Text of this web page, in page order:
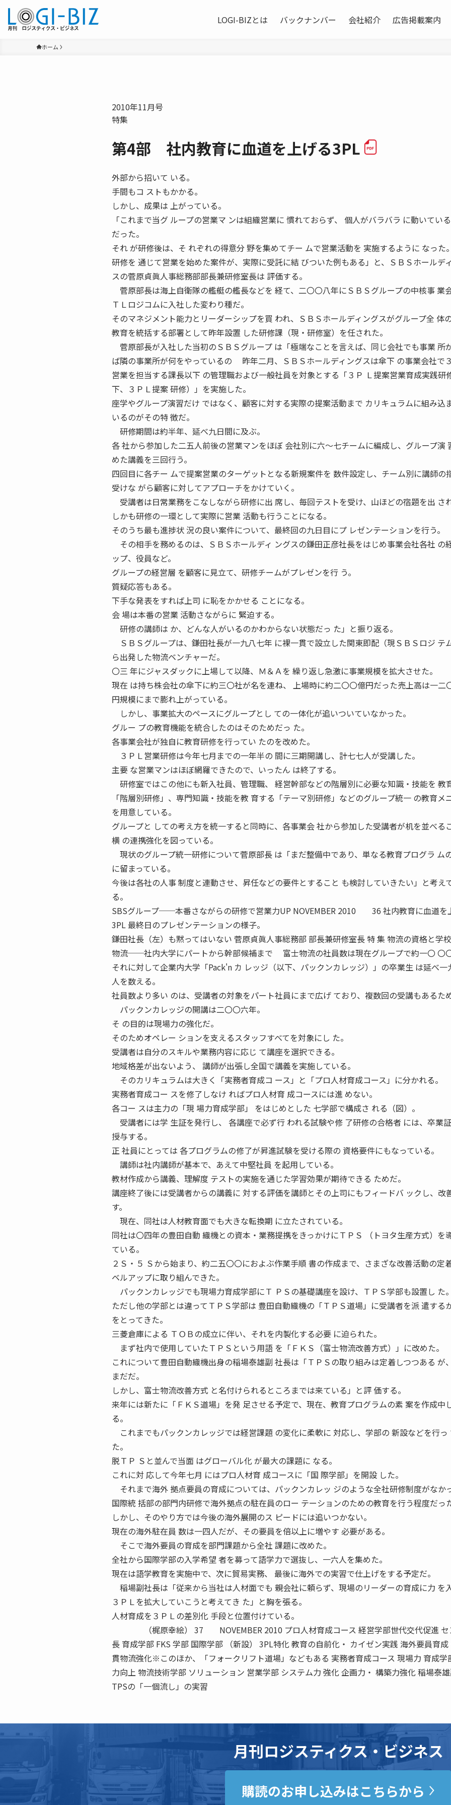
LOGI-BIZとは バックナンバー 会社紹介 広告掲載案内
ホーム
2010年11月号
特集
第4部 社内教育に血道を上げる3PL
外部から招いて いる。
手間もコ ストもかかる。
しかし、成果は 上がっている。
「これまで当グ ループの営業マ ンは組織営業に 慣れておらず、 個人がバラバラ に動いてい
だった。
それ が研修後は、そ れぞれの得意分 野を集めてチー ムで営業活動を 実施するように なった。
研修を 通じて営業を始めた案件が、実際に受託に結 びついた例もある」と、ＳＢＳホールデ
スの菅原貞眞人事総務部部長兼研修室長は 評価する。
菅原部長は海上自衛隊の艦艇の艦長などを 経て、二〇〇八年にＳＢＳグループの中核事 業会
ＴＬロジコムに入社した変わり種だ。
そのマネジメント能力とリーダーシップを買 われ、ＳＢＳホールディングスがグループ全 体
教育を統括する部署として昨年設置 した研修課（現・研修室）を任された。
菅原部長が入社した当初のＳＢＳグループ は「極端なことを言えば、同じ会社でも事業 所
ば隣の事業所が何をやっているの 昨年二月、ＳＢＳホールディングスは傘下 の事業会社で
営業を担当する課長以下 の管理職および一般社員を対象とする「３Ｐ Ｌ提案営業育成実践研
下、３ＰＬ提案 研修）」を実施した。
座学やグループ演習だけ ではなく、顧客に対する実際の提案活動まで カリキュラムに組み込
いるのがその特 徴だ。
研修期間は約半年、延べ九日間に及ぶ。
各 社から参加した二五人前後の営業マンをほぼ 会社別に六〜七チームに編成し、グループ演
めた講義を三回行う。
四回目に各チー ムで提案営業のターゲットとなる新規案件を 数件設定し、チーム別に講師の
受けな がら顧客に対してアプローチをかけていく。
受講者は日常業務をこなしながら研修に出 席し、毎回テストを受け、山ほどの宿題を出 され
しかも研修の一環として実際に営業 活動も行うことになる。
そのうち最も進捗状 況の良い案件について、最終回の九日目にプ レゼンテーションを行う。
その相手を務めるのは、ＳＢＳホールディ ングスの鎌田正彦社長をはじめ事業会社各社 の
ップ、役員など。
グループの経営層 を顧客に見立て、研修チームがプレゼンを行 う。
質疑応答もある。
下手な発表をすれば上司 に恥をかかせる ことになる。
会 場は本番の営業 活動さながらに 緊迫する。
研修の講師は か、どんな人がいるのかわからない状態だっ た」と振り返る。
ＳＢＳグループは、鎌田社長が一九八七年 に裸一貫で設立した関東即配（現ＳＢＳロジ テ
ら出発した物流ベンチャーだ。
〇三 年にジャスダックに上場して以降、Ｍ＆Ａを 繰り返し急激に事業規模を拡大させた。
現在 は持ち株会社の傘下に約三〇社が名を連ね、 上場時に約二〇〇億円だった売上高は一二
円規模にまで膨れ上がっている。
しかし、事業拡大のペースにグループとし ての一体化が追いついていなかった。
グルー プの教育機能を統合したのはそのためだっ た。
各事業会社が独自に教育研修を行ってい たのを改めた。
３ＰＬ営業研修は今年七月までの一年半の 間に三期開講し、計七七人が受講した。
主要 な営業マンはほぼ網羅できたので、いったん は終了する。
研修室ではこの他にも新入社員、管理職、 経営幹部などの階層別に必要な知識・技能を 教
「階層別研修」、専門知識・技能を教 育する「テーマ別研修」などのグループ統一 の教育メ
を用意している。
グループと しての考え方を統一すると同時に、各事業会 社から参加した受講者が机を並べる
横 の連携強化を図っている。
現状のグループ統一研修について菅原部長 は「まだ整備中であり、単なる教育プログラ ム
に留まっている。
今後は各社の人事 制度と連動させ、昇任などの要件とすること も検討していきたい」と考え
る。
SBSグループ──本番さながらの研修で営業力UP NOVEMBER 2010 36 社内教育に血道を
3PL 最終日のプレゼンテーションの様子。
鎌田社長（左）も黙ってはいない 菅原貞眞人事総務部 部長兼研修室長 特 集 物流の資格と学
物流──社内大学にパートから幹部候補まで 富士物流の社員数は現在グループで約一〇 〇〇
それに対して企業内大学「Pack'n カ レッジ（以下、パックンカレッジ）」の卒業生 は延べ一
人を数える。
社員数より多い のは、受講者の対象をパート社員にまで広げ ており、複数回の受講もあるた
パックンカレッジの開講は二〇〇六年。
そ の目的は現場力の強化だ。
そのためオペレー ションを支えるスタッフすべてを対象にし た。
受講者は自分のスキルや業務内容に応じ て講座を選択できる。
地域格差が出ないよう、 講師が出張し全国で講義を実施している。
そのカリキュラムは大きく「実務者育成コ ース」と「プロ人材育成コース」に分かれる。
実務者育成コー スを修了しなけ ればプロ人材育 成コースには進 めない。
各コー スは主力の「現 場力育成学部」 をはじめとした 七学部で構成さ れる（図）。
受講者には学 生証を発行し、 各講座で必ず行 われる試験や修 了研修の合格者 には、卒業
授与する。
正 社員にとっては 各プログラムの修了が昇進試験を受ける際の 資格要件にもなっている。
講師は社内講師が基本で、あえて中堅社員 を起用している。
教材作成から講義、理解度 テストの実施を通じた学習効果が期待できる ためだ。
講座終了後には受講者からの講義に 対する評価を講師とその上司にもフィードバ ックし、改
す。
現在、同社は人材教育面でも大きな転換期 に立たされている。
同社は〇四年の豊田自動 織機との資本・業務提携をきっかけにＴＰＳ （トヨタ生産方式）を
ている。
２Ｓ・５ Ｓから始まり、約二五〇〇におよぶ作業手順 書の作成まで、さまざな改善活動の定
ベルアップに取り組んできた。
パックンカレッジでも現場力育成学部にＴ ＰＳの基礎講座を設け、ＴＰＳ学部も設置し た。
ただし他の学部とは違ってＴＰＳ学部は 豊田自動織機の「ＴＰＳ道場」に受講者を派 遣する
をとってきた。
三菱倉庫による ＴＯＢの成立に伴い、それを内製化する必要 に迫られた。
まず社内で使用していたＴＰＳという用語 を「ＦＫＳ（富士物流改善方式）」に改めた。
これについて豊田自動織機出身の稲場泰雄副 社長は「ＴＰＳの取り組みは定着しつつある が
まだだ。
しかし、富士物流改善方式 と名付けられるところまでは来ている」と評 価する。
来年には新たに「ＦＫＳ道場」を発 足させる予定で、現在、教育プログラムの素 案を作成中
る。
これまでもパックンカレッジでは経営課題 の変化に柔軟に 対応し、学部の 新設などを行っ
た。
脱ＴＰ Ｓと並んで当面 はグローバル化 が最大の課題に なる。
これに対 応して今年七月 にはプロ人材育 成コースに「国 際学部」を開設 した。
それまで海外 拠点要員の育成については、パックンカレッ ジのような全社研修制度がなか
国際統 括部の部門内研修で海外拠点の駐在員のロー テーションのための教育を行う程度だっ
しかし、そのやり方では今後の海外展開のス ピードには追いつかない。
現在の海外駐在員 数は一四人だが、その要員を倍以上に増やす 必要がある。
そこで海外要員の育成を部門課題から全社 課題に改めた。
全社から国際学部の入学希望 者を募って語学力で選抜し、一六人を集めた。
現在は語学教育を実施中で、次に貿易実務、 最後に海外での実習で仕上げをする予定だ。
稲場副社長は「従来から当社は人材面でも 親会社に頼らず、現場のリーダーの育成に力 を
３ＰＬを拡大していこうと考えてき た」と胸を張る。
人材育成を３ＰＬの差別化 手段と位置付けている。
（梶原幸絵） 37 NOVEMBER 2010 プロ人材育成コース 経営学部世代交代促進 セ
長 育成学部 FKS 学部 国際学部 （新設） 3PL特化 教育の自前化・ カイゼン実践 海外要員育成
貫物流強化※このほか、「フォークリフト道場」などもある 実務者育成コース 現場力 育成学
力向上 物流技術学部 ソリューション 営業学部 システム力 強化 企画力・ 構築力強化 稲場泰
TPSの「一個流し」の実習
月刊ロジスティクス・ビジネス
購読のお申し込みはこちらから